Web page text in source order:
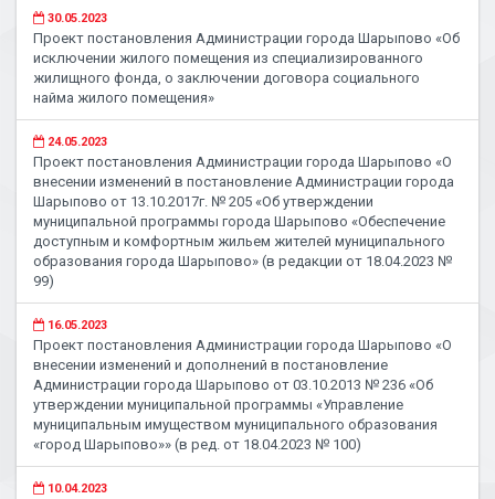
30.05.2023
Проект постановления Администрации города Шарыпово «Об
исключении жилого помещения из специализированного
жилищного фонда, о заключении договора социального
найма жилого помещения»
24.05.2023
Проект постановления Администрации города Шарыпово «О
внесении изменений в постановление Администрации города
Шарыпово от 13.10.2017г. № 205 «Об утверждении
муниципальной программы города Шарыпово «Обеспечение
доступным и комфортным жильем жителей муниципального
образования города Шарыпово» (в редакции от 18.04.2023 №
99)
16.05.2023
Проект постановления Администрации города Шарыпово «О
внесении изменений и дополнений в постановление
Администрации города Шарыпово от 03.10.2013 № 236 «Об
утверждении муниципальной программы «Управление
муниципальным имуществом муниципального образования
«город Шарыпово»» (в ред. от 18.04.2023 № 100)
10.04.2023